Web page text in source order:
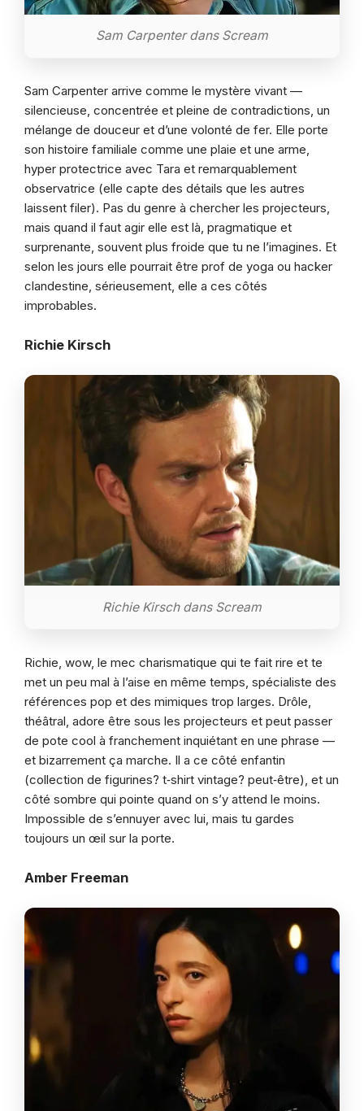
Sam Carpenter dans Scream
Sam Carpenter arrive comme le mystère vivant —
silencieuse, concentrée et pleine de contradictions, un
mélange de douceur et d’une volonté de fer. Elle porte
son histoire familiale comme une plaie et une arme,
hyper protectrice avec Tara et remarquablement
observatrice (elle capte des détails que les autres
laissent filer). Pas du genre à chercher les projecteurs,
mais quand il faut agir elle est là, pragmatique et
surprenante, souvent plus froide que tu ne l’imagines. Et
selon les jours elle pourrait être prof de yoga ou hacker
clandestine, sérieusement, elle a ces côtés
improbables.
Richie Kirsch
Richie Kirsch dans Scream
Richie, wow, le mec charismatique qui te fait rire et te
met un peu mal à l’aise en même temps, spécialiste des
références pop et des mimiques trop larges. Drôle,
théâtral, adore être sous les projecteurs et peut passer
de pote cool à franchement inquiétant en une phrase —
et bizarrement ça marche. Il a ce côté enfantin
(collection de figurines? t‑shirt vintage? peut‑être), et un
côté sombre qui pointe quand on s’y attend le moins.
Impossible de s’ennuyer avec lui, mais tu gardes
toujours un œil sur la porte.
Amber Freeman